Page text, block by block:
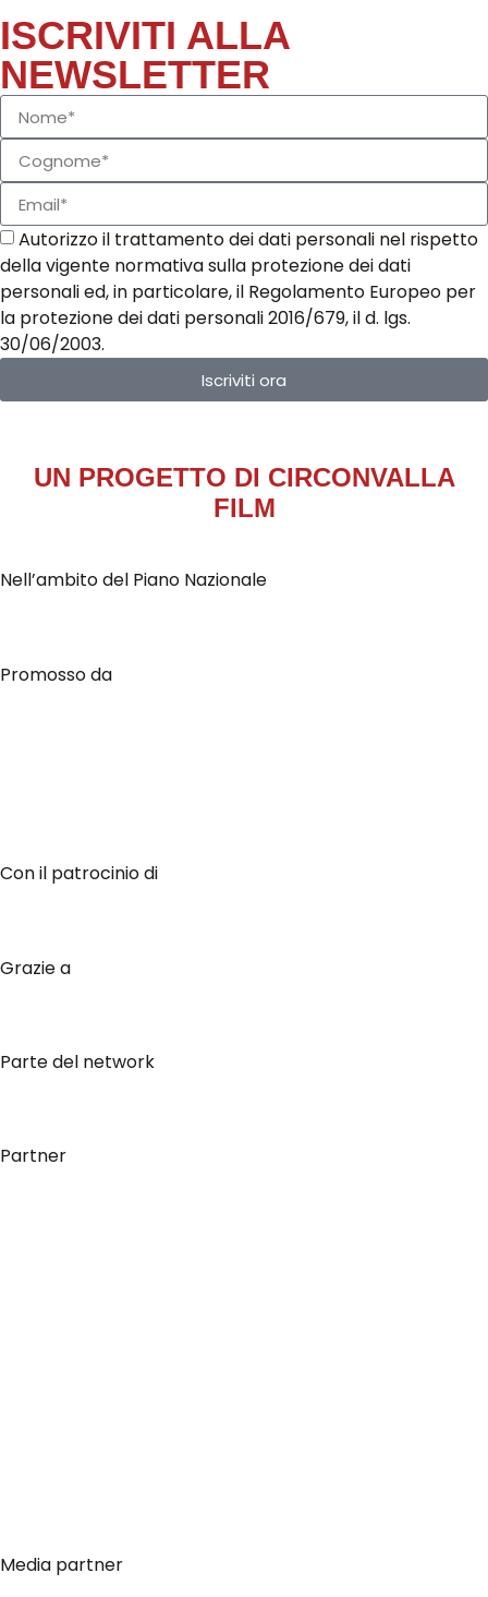
ISCRIVITI ALLA
NEWSLETTER
Autorizzo il trattamento dei dati personali nel rispetto
della vigente normativa sulla protezione dei dati
personali ed, in particolare, il Regolamento Europeo per
la protezione dei dati personali 2016/679, il d. lgs.
30/06/2003.
Iscriviti ora
UN PROGETTO DI CIRCONVALLA
FILM
Nell’ambito del Piano Nazionale
Promosso da
Con il patrocinio di
Grazie a
Parte del network
Partner
Media partner